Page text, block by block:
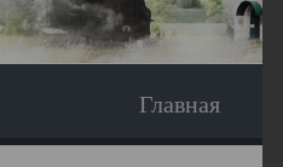
Главная